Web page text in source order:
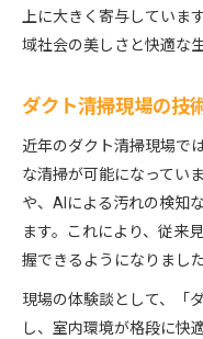
上に大きく寄与していま
域社会の美しさと快適な
ダクト清掃現場の技
近年のダクト清掃現場で
な清掃が可能になってい
や、AIによる汚れの検知
ます。これにより、従来
握できるようになりました
現場の体験談として、「
し、室内環境が格段に快